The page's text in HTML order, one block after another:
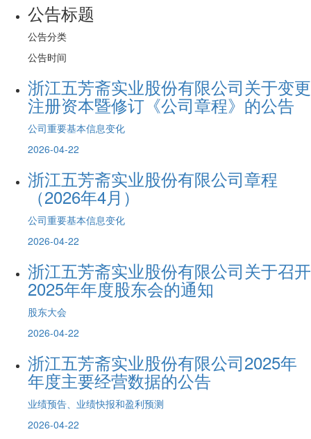
公告标题
公告分类
公告时间
浙江五芳斋实业股份有限公司关于变更
注册资本暨修订《公司章程》的公告
公司重要基本信息变化
2026-04-22
浙江五芳斋实业股份有限公司章程
（2026年4月）
公司重要基本信息变化
2026-04-22
浙江五芳斋实业股份有限公司关于召开
2025年年度股东会的通知
股东大会
2026-04-22
浙江五芳斋实业股份有限公司2025年
年度主要经营数据的公告
业绩预告、业绩快报和盈利预测
2026-04-22